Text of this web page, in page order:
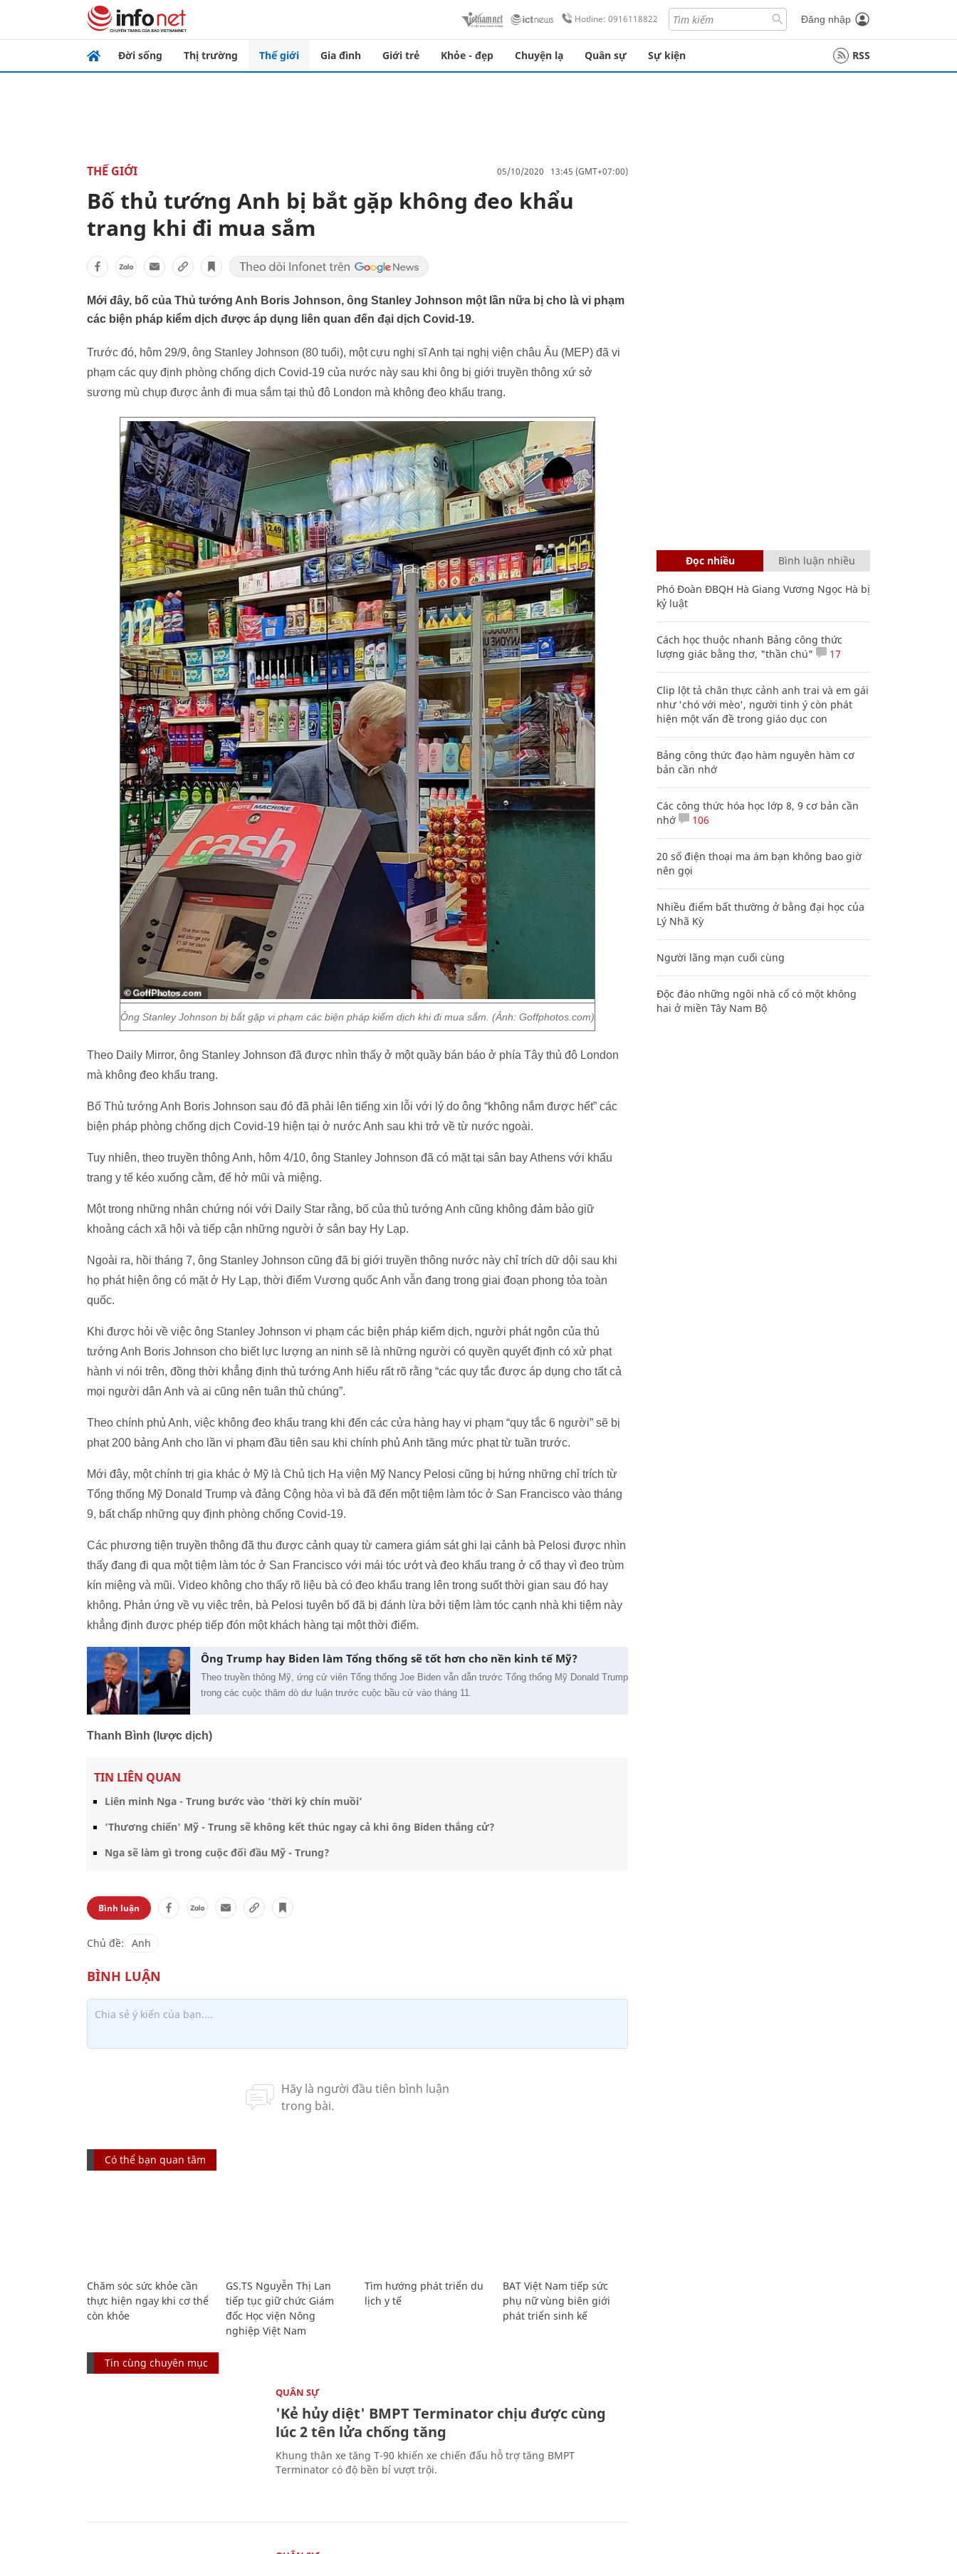
Hotline: 0916118822 Đăng nhập
Đời sống Thị trường Thế giới Gia đình Giới trẻ Khỏe - đẹp Chuyện lạ Quân sự Sự kiện RSS
THẾ GIỚI 05/10/2020 13:45 (GMT+07:00)
Bố thủ tướng Anh bị bắt gặp không đeo khẩu
trang khi đi mua sắm
Mới đây, bố của Thủ tướng Anh Boris Johnson, ông Stanley Johnson một lần nữa bị cho là vi phạm
các biện pháp kiểm dịch được áp dụng liên quan đến đại dịch Covid-19.
Trước đó, hôm 29/9, ông Stanley Johnson (80 tuổi), một cựu nghị sĩ Anh tại nghị viện châu Âu (MEP) đã vi
phạm các quy định phòng chống dịch Covid-19 của nước này sau khi ông bị giới truyền thông xứ sở
sương mù chụp được ảnh đi mua sắm tại thủ đô London mà không đeo khẩu trang.
Ông Stanley Johnson bị bắt gặp vi phạm các biện pháp kiểm dịch khi đi mua sắm. (Ảnh: Goffphotos.com)
Theo Daily Mirror, ông Stanley Johnson đã được nhìn thấy ở một quầy bán báo ở phía Tây thủ đô London
mà không đeo khẩu trang.
Bố Thủ tướng Anh Boris Johnson sau đó đã phải lên tiếng xin lỗi với lý do ông “không nắm được hết” các
biện pháp phòng chống dịch Covid-19 hiện tại ở nước Anh sau khi trở về từ nước ngoài.
Tuy nhiên, theo truyền thông Anh, hôm 4/10, ông Stanley Johnson đã có mặt tại sân bay Athens với khẩu
trang y tế kéo xuống cằm, để hở mũi và miệng.
Một trong những nhân chứng nói với Daily Star rằng, bố của thủ tướng Anh cũng không đảm bảo giữ
khoảng cách xã hội và tiếp cận những người ở sân bay Hy Lạp.
Ngoài ra, hồi tháng 7, ông Stanley Johnson cũng đã bị giới truyền thông nước này chỉ trích dữ dội sau khi
họ phát hiện ông có mặt ở Hy Lạp, thời điểm Vương quốc Anh vẫn đang trong giai đoạn phong tỏa toàn
quốc.
Khi được hỏi về việc ông Stanley Johnson vi phạm các biện pháp kiểm dịch, người phát ngôn của thủ
tướng Anh Boris Johnson cho biết lực lượng an ninh sẽ là những người có quyền quyết định có xử phạt
hành vi nói trên, đồng thời khẳng định thủ tướng Anh hiểu rất rõ rằng “các quy tắc được áp dụng cho tất cả
mọi người dân Anh và ai cũng nên tuân thủ chúng”.
Theo chính phủ Anh, việc không đeo khẩu trang khi đến các cửa hàng hay vi phạm “quy tắc 6 người” sẽ bị
phạt 200 bảng Anh cho lần vi phạm đầu tiên sau khi chính phủ Anh tăng mức phạt từ tuần trước.
Mới đây, một chính trị gia khác ở Mỹ là Chủ tịch Hạ viện Mỹ Nancy Pelosi cũng bị hứng những chỉ trích từ
Tổng thống Mỹ Donald Trump và đảng Cộng hòa vì bà đã đến một tiệm làm tóc ở San Francisco vào tháng
9, bất chấp những quy định phòng chống Covid-19.
Các phương tiện truyền thông đã thu được cảnh quay từ camera giám sát ghi lại cảnh bà Pelosi được nhìn
thấy đang đi qua một tiệm làm tóc ở San Francisco với mái tóc ướt và đeo khẩu trang ở cổ thay vì đeo trùm
kín miệng và mũi. Video không cho thấy rõ liệu bà có đeo khẩu trang lên trong suốt thời gian sau đó hay
không. Phản ứng về vụ việc trên, bà Pelosi tuyên bố đã bị đánh lừa bởi tiệm làm tóc cạnh nhà khi tiệm này
khẳng định được phép tiếp đón một khách hàng tại một thời điểm.
Ông Trump hay Biden làm Tổng thống sẽ tốt hơn cho nền kinh tế Mỹ?
Theo truyền thông Mỹ, ứng cử viên Tổng thống Joe Biden vẫn dẫn trước Tổng thống Mỹ Donald Trump
trong các cuộc thăm dò dư luận trước cuộc bầu cử vào tháng 11.
Thanh Bình (lược dịch)
TIN LIÊN QUAN
Liên minh Nga - Trung bước vào ‘thời kỳ chín muồi’
‘Thương chiến' Mỹ - Trung sẽ không kết thúc ngay cả khi ông Biden thắng cử?
Nga sẽ làm gì trong cuộc đối đầu Mỹ - Trung?
Bình luận
Chủ đề: Anh
Có thể bạn quan tâm
Chăm sóc sức khỏe cần
thực hiện ngay khi cơ thể
còn khỏe
GS.TS Nguyễn Thị Lan
tiếp tục giữ chức Giám
đốc Học viện Nông
nghiệp Việt Nam
Tìm hướng phát triển du
lịch y tế
BAT Việt Nam tiếp sức
phụ nữ vùng biên giới
phát triển sinh kế
Tin cùng chuyên mục
QUÂN SỰ
'Kẻ hủy diệt' BMPT Terminator chịu được cùng
lúc 2 tên lửa chống tăng
Khung thân xe tăng T-90 khiến xe chiến đấu hỗ trợ tăng BMPT
Terminator có độ bền bỉ vượt trội.
Đọc nhiều Bình luận nhiều
Phó Đoàn ĐBQH Hà Giang Vương Ngọc Hà bị
kỷ luật
Cách học thuộc nhanh Bảng công thức
lượng giác bằng thơ, "thần chú"
17
Clip lột tả chân thực cảnh anh trai và em gái
như 'chó với mèo', người tinh ý còn phát
hiện một vấn đề trong giáo dục con
Bảng công thức đạo hàm nguyên hàm cơ
bản cần nhớ
Các công thức hóa học lớp 8, 9 cơ bản cần
nhớ
106
20 số điện thoại ma ám bạn không bao giờ
nên gọi
Nhiều điểm bất thường ở bằng đại học của
Lý Nhã Kỳ
Người lãng mạn cuối cùng
Độc đáo những ngôi nhà cổ có một không
hai ở miền Tây Nam Bộ